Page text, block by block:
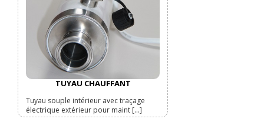
TUYAU CHAUFFANT
Tuyau souple intérieur avec traçage
électrique extérieur pour maint [...]